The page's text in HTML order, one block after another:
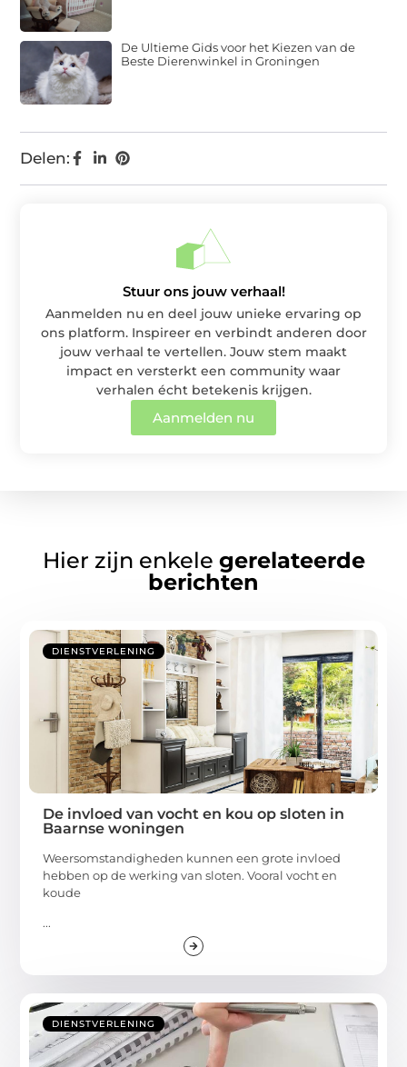
Delen:
De Ultieme Gids voor het Kiezen van de
Beste Dierenwinkel in Groningen
Stuur ons jouw verhaal!
Aanmelden nu en deel jouw unieke ervaring op
ons platform. Inspireer en verbindt anderen door
jouw verhaal te vertellen. Jouw stem maakt
impact en versterkt een community waar
verhalen écht betekenis krijgen.
Aanmelden nu
Hier zijn enkele gerelateerde
berichten
DIENSTVERLENING
De invloed van vocht en kou op sloten in
Baarnse woningen
Weersomstandigheden kunnen een grote invloed
hebben op de werking van sloten. Vooral vocht en
koude
...
DIENSTVERLENING